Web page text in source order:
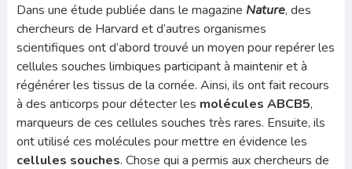
Dans une étude publiée dans le magazine Nature, des
chercheurs de Harvard et d’autres organismes
scientifiques ont d’abord trouvé un moyen pour repérer les
cellules souches limbiques participant à maintenir et à
régénérer les tissus de la cornée. Ainsi, ils ont fait recours
à des anticorps pour détecter les molécules ABCB5,
marqueurs de ces cellules souches très rares. Ensuite, ils
ont utilisé ces molécules pour mettre en évidence les
cellules souches. Chose qui a permis aux chercheurs de